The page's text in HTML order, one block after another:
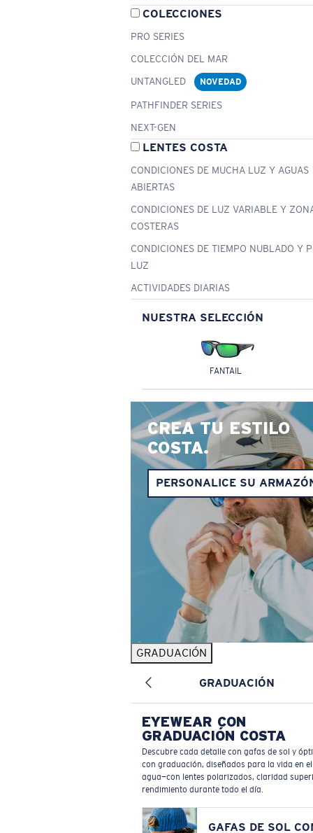
COLECCIONES
PRO SERIES
COLECCIÓN DEL MAR
UNTANGLED
NOVEDAD
PATHFINDER SERIES
NEXT-GEN
LENTES COSTA
CONDICIONES DE MUCHA LUZ Y AGUAS
ABIERTAS
CONDICIONES DE LUZ VARIABLE Y
COSTERAS
CONDICIONES DE TIEMPO NUBLADO Y
LUZ
ACTIVIDADES DIARIAS
NUESTRA SELECCIÓN
FANTAIL
CREA TU ESTILO
COSTA.
PERSONALICE SU
GRADUACIÓN
GRADUACIÓN
EYEWEAR CON
GRADUACIÓN COSTA
Descubre cada detalle con gafas de sol y
con graduación, diseñados para la vida en el
agua—con lentes polarizados, claridad
rendimiento durante todo el día.
GAFAS DE SOL